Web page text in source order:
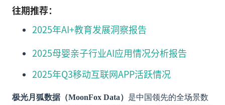
往期推荐：
2025年AI+教育发展洞察报告
2025母婴亲子行业AI应用情况分析报告
2025年Q3移动互联网APP活跃情况
极光月狐数据（MoonFox Data） 是中国领先的全场景数